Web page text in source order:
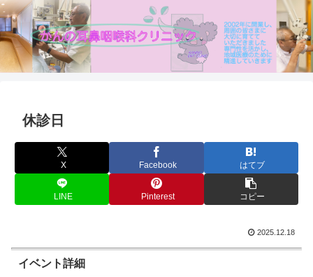
休診日
X Facebook はてブ
LINE Pinterest コピー
2025.12.18
イベント詳細